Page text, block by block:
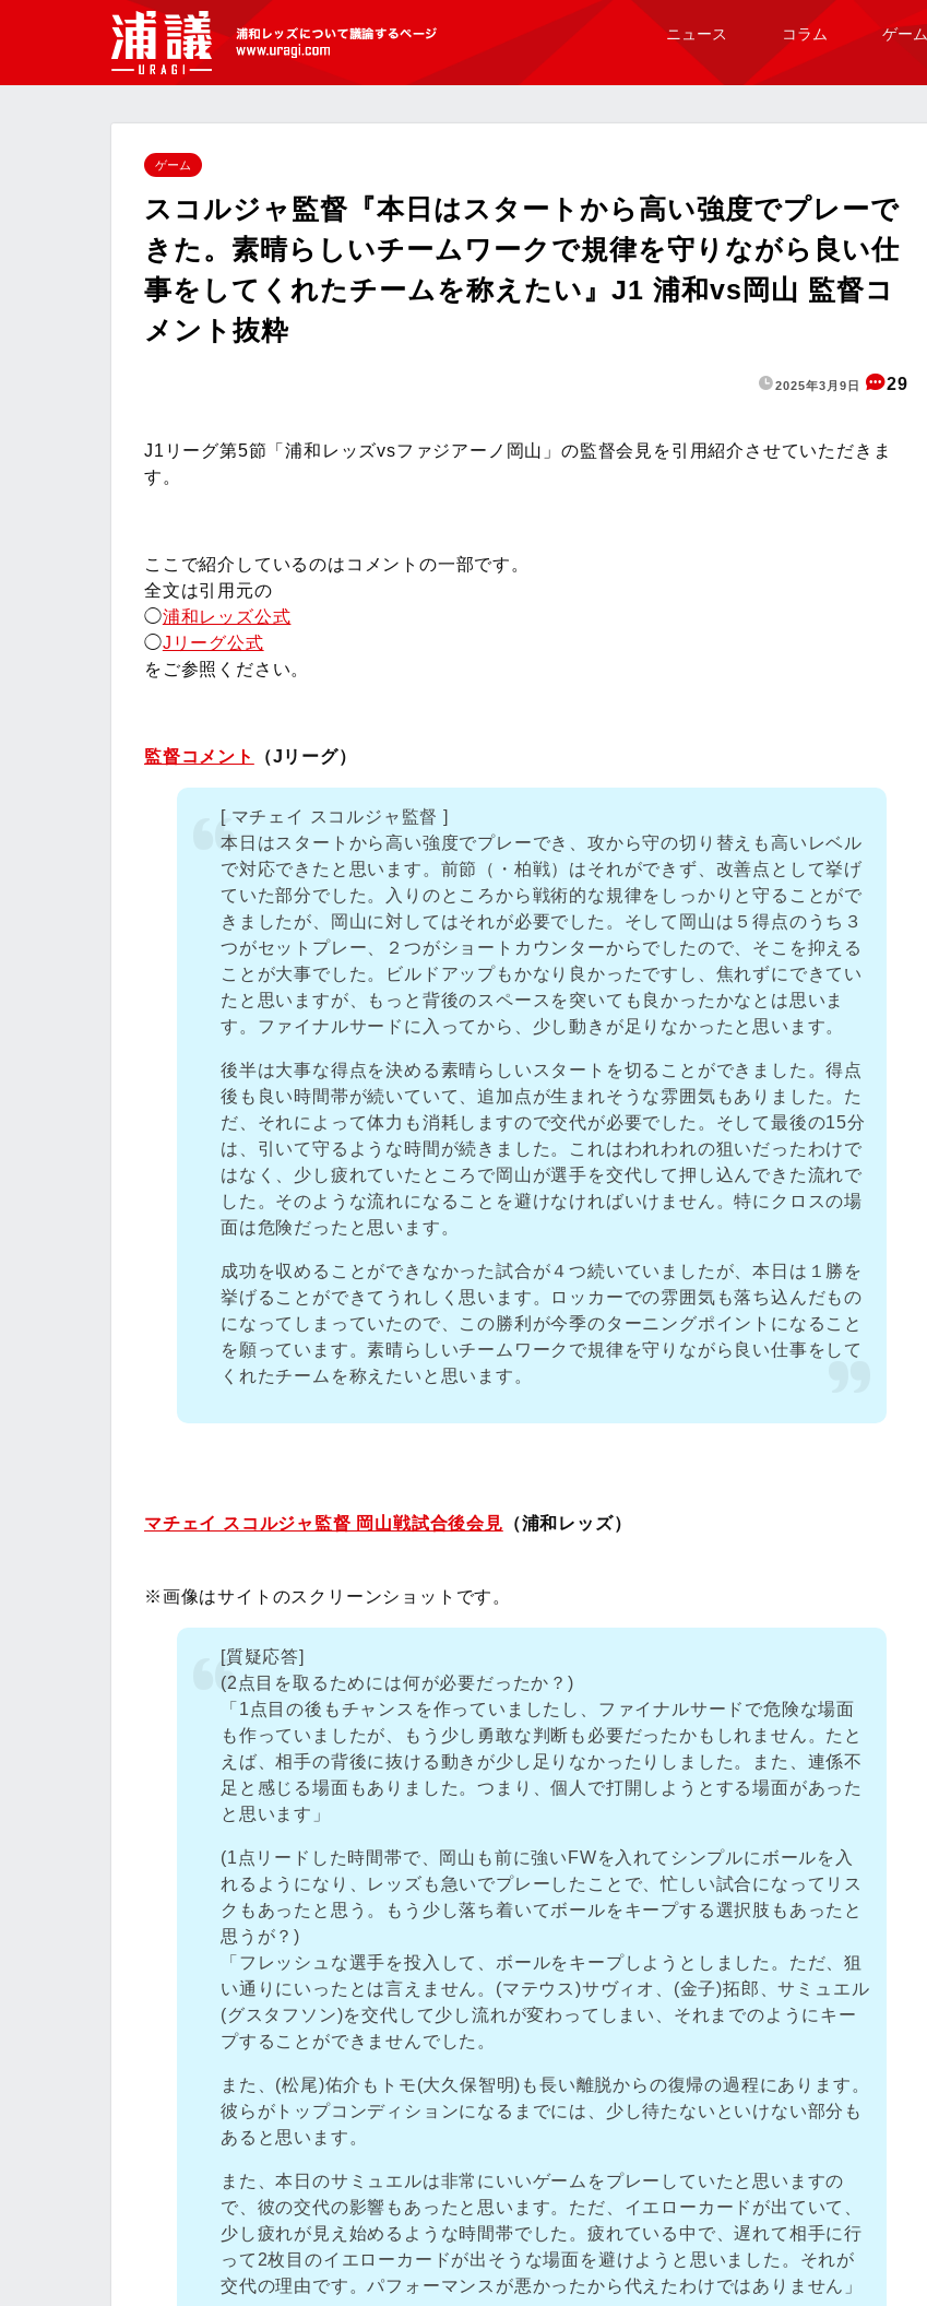
[浦議]浦和レッズについて議論するペ
ニュース コラム ゲーム
ゲーム
スコルジャ監督『本日はスタートから高い強度でプレーで
きた。素晴らしいチームワークで規律を守りながら良い仕
事をしてくれたチームを称えたい』J1 浦和vs岡山 監督コ
メント抜粋
2025年3月9日 29
J1リーグ第5節「浦和レッズvsファジアーノ岡山」の監督会見を引用紹介させていただきま
す。
ここで紹介しているのはコメントの一部です。
全文は引用元の
◯浦和レッズ公式
◯Jリーグ公式
をご参照ください。
監督コメント （Jリーグ）
[ マチェイ スコルジャ監督 ]
本日はスタートから高い強度でプレーでき、攻から守の切り替えも高いレベル
で対応できたと思います。前節（・柏戦）はそれができず、改善点として挙げ
ていた部分でした。入りのところから戦術的な規律をしっかりと守ることがで
きましたが、岡山に対してはそれが必要でした。そして岡山は５得点のうち３
つがセットプレー、２つがショートカウンターからでしたので、そこを抑える
ことが大事でした。ビルドアップもかなり良かったですし、焦れずにできてい
たと思いますが、もっと背後のスペースを突いても良かったかなとは思いま
す。ファイナルサードに入ってから、少し動きが足りなかったと思います。
後半は大事な得点を決める素晴らしいスタートを切ることができました。得点
後も良い時間帯が続いていて、追加点が生まれそうな雰囲気もありました。た
だ、それによって体力も消耗しますので交代が必要でした。そして最後の15分
は、引いて守るような時間が続きました。これはわれわれの狙いだったわけで
はなく、少し疲れていたところで岡山が選手を交代して押し込んできた流れで
した。そのような流れになることを避けなければいけません。特にクロスの場
面は危険だったと思います。
成功を収めることができなかった試合が４つ続いていましたが、本日は１勝を
挙げることができてうれしく思います。ロッカーでの雰囲気も落ち込んだもの
になってしまっていたので、この勝利が今季のターニングポイントになること
を願っています。素晴らしいチームワークで規律を守りながら良い仕事をして
くれたチームを称えたいと思います。
マチェイ スコルジャ監督 岡山戦試合後会見 （浦和レッズ）
※画像はサイトのスクリーンショットです。
[質疑応答]
(2点目を取るためには何が必要だったか？)
「1点目の後もチャンスを作っていましたし、ファイナルサードで危険な場面
も作っていましたが、もう少し勇敢な判断も必要だったかもしれません。たと
えば、相手の背後に抜ける動きが少し足りなかったりしました。また、連係不
足と感じる場面もありました。つまり、個人で打開しようとする場面があった
と思います」
(1点リードした時間帯で、岡山も前に強いFWを入れてシンプルにボールを入
れるようになり、レッズも急いでプレーしたことで、忙しい試合になってリス
クもあったと思う。もう少し落ち着いてボールをキープする選択肢もあったと
思うが？)
「フレッシュな選手を投入して、ボールをキープしようとしました。ただ、狙
い通りにいったとは言えません。(マテウス)サヴィオ、(金子)拓郎、サミュエル
(グスタフソン)を交代して少し流れが変わってしまい、それまでのようにキー
プすることができませんでした。
また、(松尾)佑介もトモ(大久保智明)も長い離脱からの復帰の過程にあります。
彼らがトップコンディションになるまでには、少し待たないといけない部分も
あると思います。
また、本日のサミュエルは非常にいいゲームをプレーしていたと思いますの
で、彼の交代の影響もあったと思います。ただ、イエローカードが出ていて、
少し疲れが見え始めるような時間帯でした。疲れている中で、遅れて相手に行
って2枚目のイエローカードが出そうな場面を避けようと思いました。それが
交代の理由です。パフォーマンスが悪かったから代えたわけではありません」